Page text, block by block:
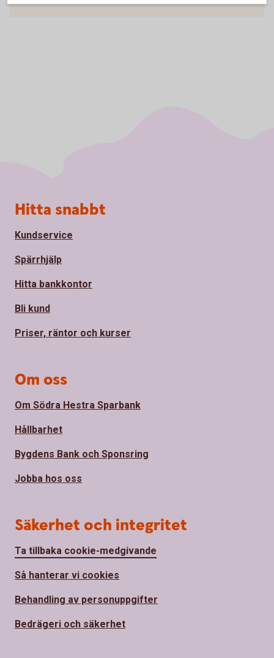
Sidfot
Hitta snabbt
Kundservice
Spärrhjälp
Hitta bankkontor
Bli kund
Priser, räntor och kurser
Om oss
Om Södra Hestra Sparbank
Hållbarhet
Bygdens Bank och Sponsring
Jobba hos oss
Säkerhet och integritet
Ta tillbaka cookie-medgivande
Så hanterar vi cookies
Behandling av personuppgifter
Bedrägeri och säkerhet